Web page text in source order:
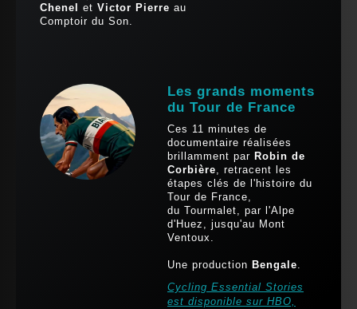
Chenel
et Victor Pierre au
Comptoir du Son.
Les grands moments
du Tour de France
Ces 11 minutes de
documentaire réalisées
brillamment par Robin de
Corbière, retracent les
étapes clés de l'histoire du
Tour de France,
du Tourmalet, par l'Alpe
d'Huez, jusqu'au Mont
Ventoux.
Une production Bengale.
Cycling Essential Stories
est disponible sur HBO,